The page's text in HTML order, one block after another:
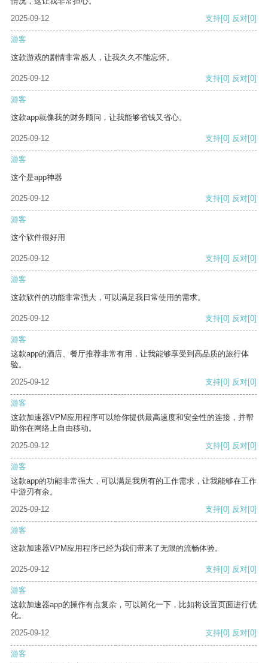
2025-09-12
支持[0] 反对[0]
游客
这款游戏的剧情非常感人，让我久久不能忘怀。
2025-09-12 支持[0] 反对[0]
游客
这款app就像我的财务顾问，让我能够省钱又省心。
2025-09-12 支持[0] 反对[0]
游客
这个是app神器
2025-09-12 支持[0] 反对[0]
游客
这个软件很好用
2025-09-12 支持[0] 反对[0]
游客
这款软件的功能非常强大，可以满足我日常使用的需求。
2025-09-12 支持[0] 反对[0]
游客
这款app的酒店、餐厅推荐非常有用，让我能够享受到高品质的旅行体
验。
2025-09-12
支持[0] 反对[0]
游客
这款加速器VPM应用程序可以给你提供最高速度和安全性的连接，并帮
助你在网络上自由移动。
2025-09-12
支持[0] 反对[0]
游客
这款app的功能非常强大，可以满足我所有的工作需求，让我能够在工作
中游刃有余。
2025-09-12
支持[0] 反对[0]
游客
这款加速器VPM应用程序已经为我们带来了无限的流畅体验。
2025-09-12 支持[0] 反对[0]
游客
这款加速器app的操作有点复杂，可以简化一下，比如将设置页面进行优
化。
2025-09-12
支持[0] 反对[0]
游客